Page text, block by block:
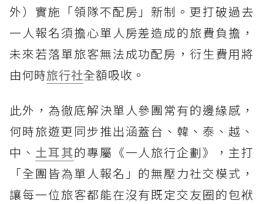
外）實施「領隊不配房」新制。更打破過去
一人報名須擔心單人房差造成的旅費負擔，
未來若落單旅客無法成功配房，衍生費用將
由何時旅行社全額吸收。
此外，為徹底解決單人參團常有的邊緣感，
何時旅遊更同步推出涵蓋台、韓、泰、越、
中、 土耳其的專屬《一人旅行企劃》，主打
「全團皆為單人報名」的無壓力社交模式，
讓每一位旅客都能在沒有既定交友圈的包袱